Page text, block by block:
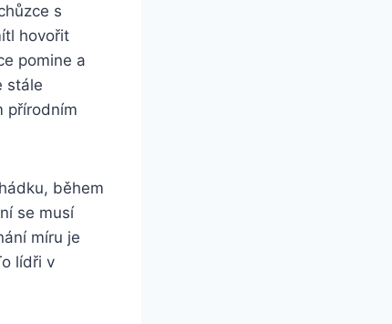
s
hovořit
pomine a
stále
přírodním
během
se musí
míru je
lídři v